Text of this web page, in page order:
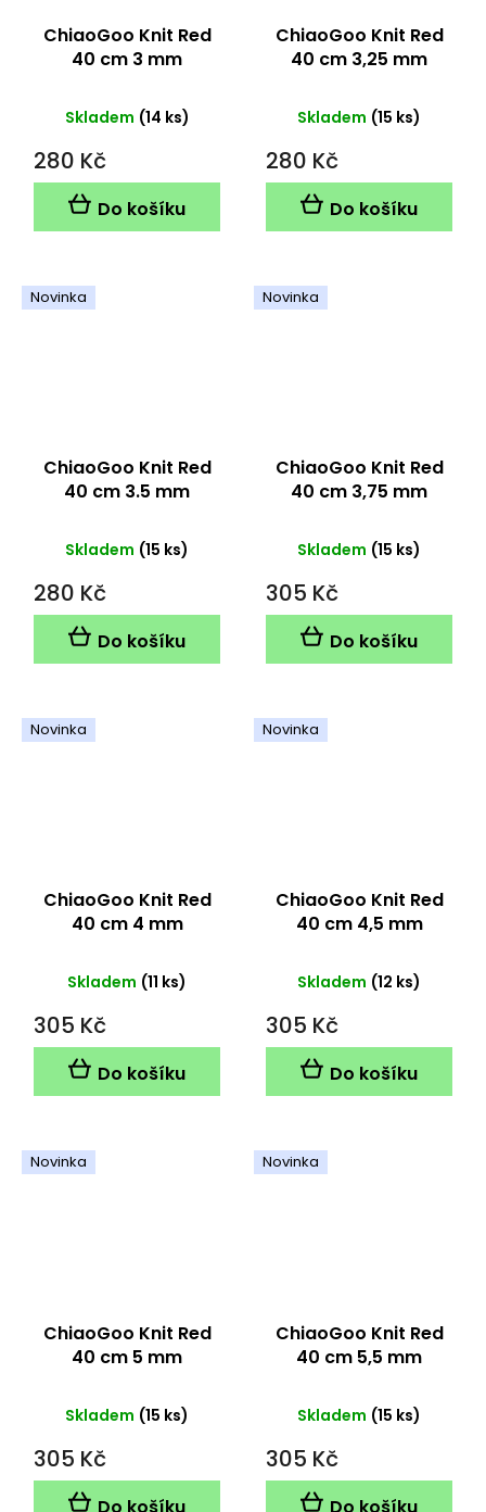
ChiaoGoo Knit Red
40 cm 3 mm
Skladem (14 ks)
280 Kč
Do košíku
ChiaoGoo Knit Red
40 cm 3,25 mm
Skladem (15 ks)
280 Kč
Do košíku
Novinka
ChiaoGoo Knit Red
40 cm 3.5 mm
Skladem (15 ks)
280 Kč
Do košíku
Novinka
ChiaoGoo Knit Red
40 cm 3,75 mm
Skladem (15 ks)
305 Kč
Do košíku
Novinka
ChiaoGoo Knit Red
40 cm 4 mm
Skladem (11 ks)
305 Kč
Do košíku
Novinka
ChiaoGoo Knit Red
40 cm 4,5 mm
Skladem (12 ks)
305 Kč
Do košíku
Novinka
ChiaoGoo Knit Red
40 cm 5 mm
Skladem (15 ks)
305 Kč
Do košíku
Novinka
ChiaoGoo Knit Red
40 cm 5,5 mm
Skladem (15 ks)
305 Kč
Do košíku